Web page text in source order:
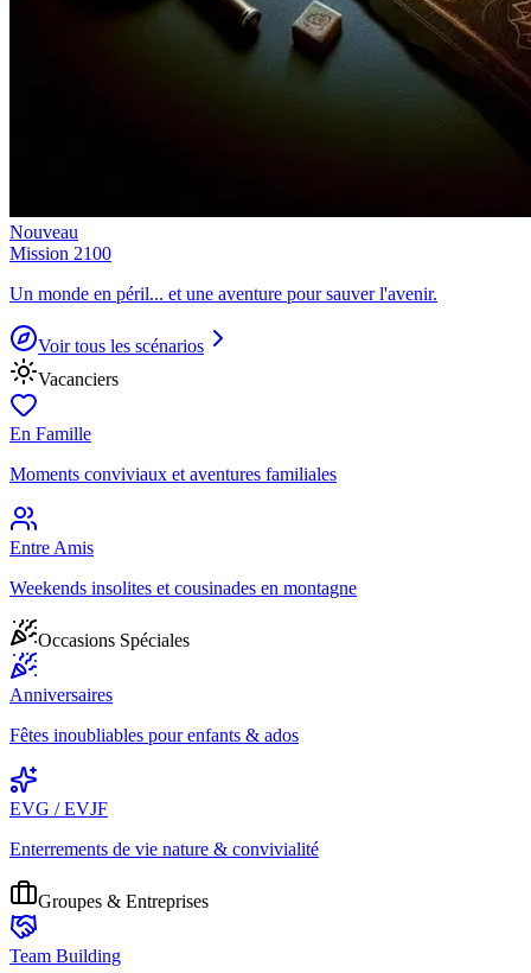
Nouveau
Mission 2100
Un monde en péril... et une aventure pour sauver l'avenir.
Voir tous les scénarios
Vacanciers
En Famille
Moments conviviaux et aventures familiales
Entre Amis
Weekends insolites et cousinades en montagne
Occasions Spéciales
Anniversaires
Fêtes inoubliables pour enfants & ados
EVG / EVJF
Enterrements de vie nature & convivialité
Groupes & Entreprises
Team Building